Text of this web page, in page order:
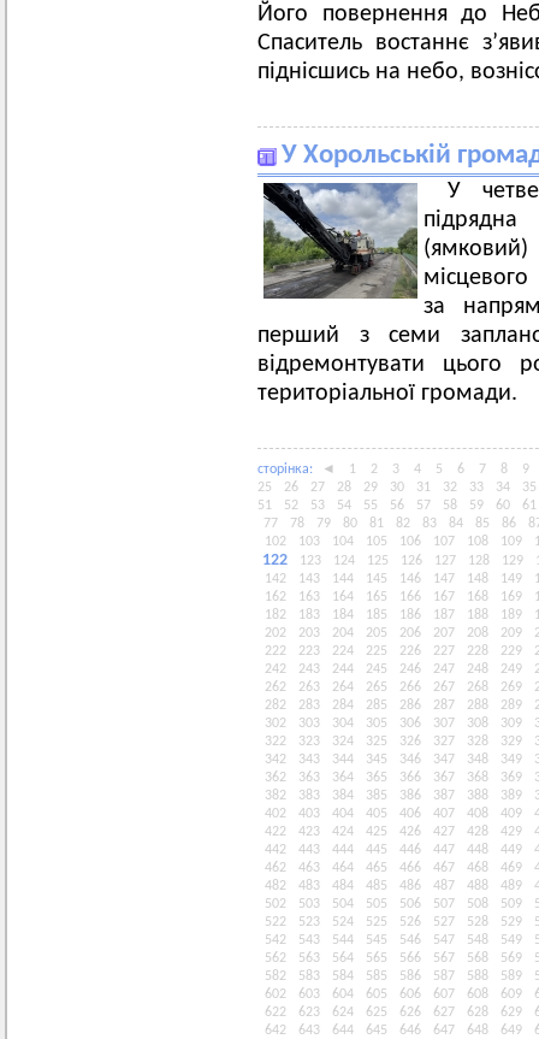
Його повернення до
Спаситель востаннє
піднісшись на небо,
У Хорольській
У
підрядна
за
перший з семи
відремонтувати цього
територіальної громади.
сторiнка: ◄ 1 2 3 4 5 6 7 8
9
25
26 27 28 29 30 31 32 33 34
35
51
52 53 54 55 56 57 58 59 60
61
77
78 79 80 81 82 83 84 85 86
102
103 104 105 106 107 108 109
122 123 124 125 126 127 128 129
142
143 144 145 146 147 148 149
162
163 164 165 166 167 168 169
182
183 184 185 186 187 188 189
202
203 204 205 206 207 208 209
222
223 224 225 226 227 228 229
242
243 244 245 246 247 248 249
262
263 264 265 266 267 268 269
282
283 284 285 286 287 288 289
302
303 304 305 306 307 308 309
322
323 324 325 326 327 328 329
342
343 344 345 346 347 348 349
362
363 364 365 366 367 368 369
382
383 384 385 386 387 388 389
402
403 404 405 406 407 408 409
422
423 424 425 426 427 428 429
442
443 444 445 446 447 448 449
462
463 464 465 466 467 468 469
482
483 484 485 486 487 488 489
502
503 504 505 506 507 508 509
522
523 524 525 526 527 528 529
542
543 544 545 546 547 548 549
562
563 564 565 566 567 568 569
582
583 584 585 586 587 588 589
602
603 604 605 606 607 608 609
622
623 624 625 626 627 628 629
642
643 644 645 646 647 648 649